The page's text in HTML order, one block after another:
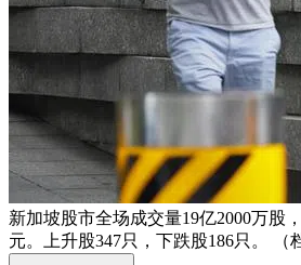
新加坡股市全场成交量19亿2000万股
元。上升股347只，下跌股186只。 （